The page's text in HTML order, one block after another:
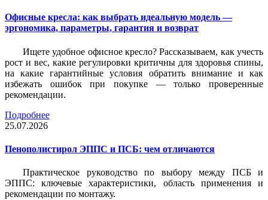
Офисные кресла: как выбрать идеальную модель —
эргономика, параметры, гарантия и возврат
Ищете удобное офисное кресло? Рассказываем, как учесть
рост и вес, какие регулировки критичны для здоровья спины,
на какие гарантийные условия обратить внимание и как
избежать ошибок при покупке — только проверенные
рекомендации.
Подробнее
25.07.2026
Пенополистирол ЭППС и ПСБ: чем отличаются
Практическое руководство по выбору между ПСБ и
ЭППС: ключевые характеристики, область применения и
рекомендации по монтажу.